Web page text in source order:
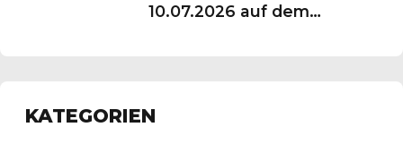
10.07.2026 auf dem
KATEGORIEN